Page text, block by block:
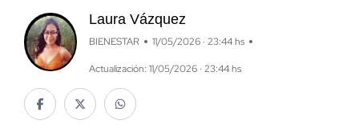
Laura Vázquez
BIENESTAR 11/05/2026 · 23:44 hs
Actualización: 11/05/2026 · 23:44 hs